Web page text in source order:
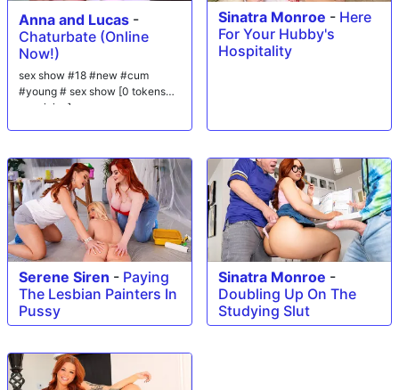
Anna and Lucas -
Chaturbate (Online
Now!)
sex show #18 #new #cum
#young # sex show [0 tokens
remaining]
Sinatra Monroe - Here
For Your Hubby's
Hospitality
Serene Siren - Paying
The Lesbian Painters In
Pussy
Sinatra Monroe -
Doubling Up On The
Studying Slut